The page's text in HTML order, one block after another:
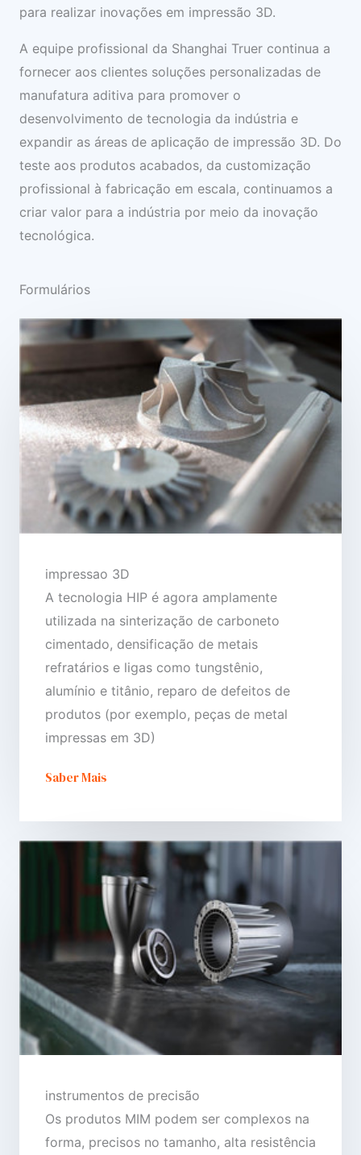
para realizar inovações em impressão 3D.
A equipe profissional da Shanghai Truer continua a
fornecer aos clientes soluções personalizadas de
manufatura aditiva para promover o
desenvolvimento de tecnologia da indústria e
expandir as áreas de aplicação de impressão 3D. Do
teste aos produtos acabados, da customização
profissional à fabricação em escala, continuamos a
criar valor para a indústria por meio da inovação
tecnológica.
Formulários
impressao 3D
A tecnologia HIP é agora amplamente
utilizada na sinterização de carboneto
cimentado, densificação de metais
refratários e ligas como tungstênio,
alumínio e titânio, reparo de defeitos de
produtos (por exemplo, peças de metal
impressas em 3D)
Saber Mais
instrumentos de precisão
Os produtos MIM podem ser complexos na
forma, precisos no tamanho, alta resistência